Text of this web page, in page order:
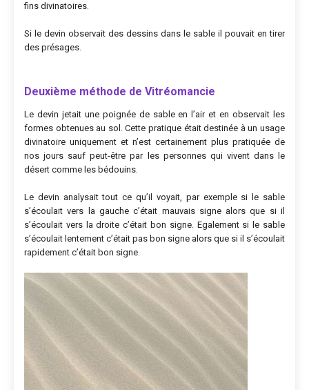
fins divinatoires.
Si le devin observait des dessins dans le sable il pouvait en tirer
des présages.
Deuxième méthode de Vitréomancie
Le devin jetait une poignée de sable en l’air et en observait les
formes obtenues au sol. Cette pratique était destinée à un usage
divinatoire uniquement et n’est certainement plus pratiquée de
nos jours sauf peut-être par les personnes qui vivent dans le
désert comme les bédouins.
Le devin analysait tout ce qu’il voyait, par exemple si le sable
s’écoulait vers la gauche c’était mauvais signe alors que si il
s’écoulait vers la droite c’était bon signe. Egalement si le sable
s’écoulait lentement c’était pas bon signe alors que si il s’écoulait
rapidement c’était bon signe.